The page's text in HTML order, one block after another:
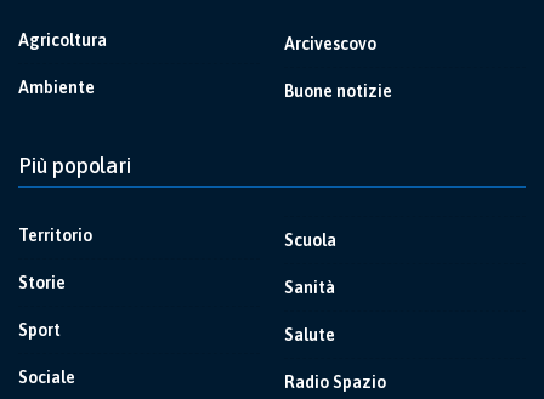
Agricoltura
Ambiente
Arcivescovo
Buone notizie
Più popolari
Territorio
Storie
Sport
Sociale
Scuola
Sanità
Salute
Radio Spazio